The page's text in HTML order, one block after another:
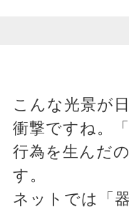
こんな光景が
衝撃ですね。
行為を生んだ
す。
ネットでは「